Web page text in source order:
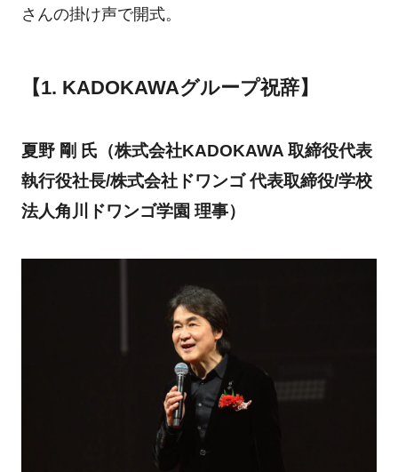
さんの掛け声で開式。
【1. KADOKAWAグループ祝辞】
夏野 剛 氏（株式会社KADOKAWA 取締役代表
執行役社長/株式会社ドワンゴ 代表取締役/学校
法人角川ドワンゴ学園 理事）